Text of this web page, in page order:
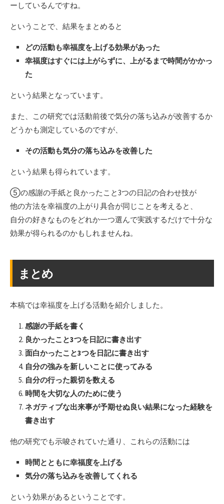
ーしているんですね。
ということで、結果をまとめると
どの活動も幸福度を上げる効果があった
幸福度はすぐには上がらずに、上がるまで時間がかかっ
た
という結果となっています。
また、この研究では活動前後で気分の落ち込みが改善するか
どうかも測定しているのですが、
その活動も気分の落ち込みを改善した
という結果も得られています。
⑤の感謝の手紙と良かったこと3つの日記の合わせ技が
他の方法を幸福度の上がり具合が同じことを考えると、
自分の好きなものをどれか一つ選んで実践するだけで十分な
効果が得られるのかもしれませんね。
まとめ
本稿では幸福度を上げる活動を紹介しました。
感謝の手紙を書く
良かったこと3つを日記に書き出す
面白かったこと3つを日記に書き出す
自分の強みを新しいことに使ってみる
自分の行った親切を数える
時間を大切な人のために使う
ネガティブな出来事が予期せぬ良い結果になった経験を
書き出す
他の研究でも示唆されていた通り、これらの活動には
時間とともに幸福度を上げる
気分の落ち込みを改善してくれる
という効果があるということです。